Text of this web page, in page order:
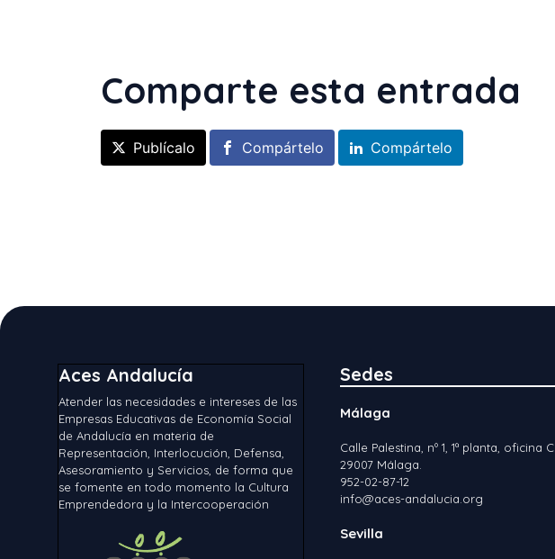
Comparte esta entrada
Publícalo Compártelo Compártelo
Aces Andalucía
Atender las necesidades e intereses de las
Empresas Educativas de Economía Social
de Andalucía en materia de
Representación, Interlocución, Defensa,
Asesoramiento y Servicios, de forma que
se fomente en todo momento la Cultura
Emprendedora y la Intercooperación
Sedes
Málaga
Calle Palestina, nº 1, 1ª planta, oficina C.
29007 Málaga.
952-02-87-12
info@aces-andalucia.org
Sevilla